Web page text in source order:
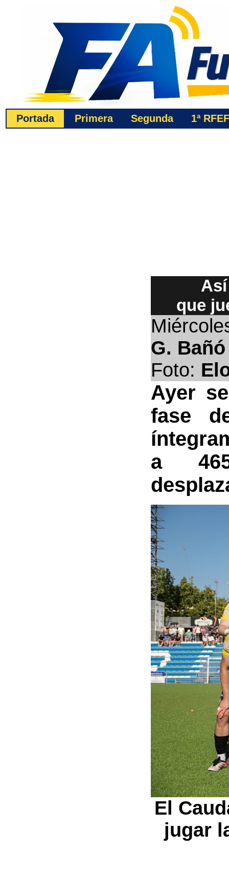
Portada Primera Segunda 1ªRFEF
que
G. Bañó
Foto:
Ayer
fase
a
El
jugar